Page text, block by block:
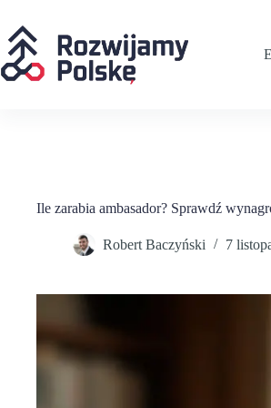
treści
Ile zarabia ambasador? Sprawdź
Robert Baczyński 7